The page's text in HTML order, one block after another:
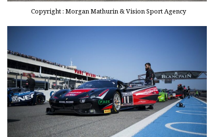
Copyright : Morgan Mathurin & Vision Sport Agency